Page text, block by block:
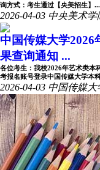
询方式：考生通过【央美招生】
2026-04-03 中央美术学
中国传媒大学
果查询通知 ...
各位考生：我校2026年艺术类本
考报名账号登录中国传媒大学本
2026-04-03 中国传媒大